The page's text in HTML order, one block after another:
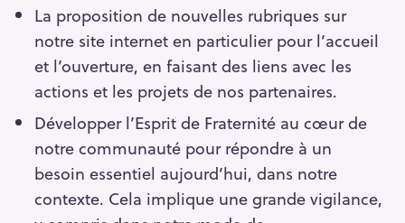
La proposition de nouvelles rubriques sur
notre site internet en particulier pour l’accueil
et l’ouverture, en faisant des liens avec les
actions et les projets de nos partenaires.
Développer l’Esprit de Fraternité au cœur de
notre communauté pour répondre à un
besoin essentiel aujourd’hui, dans notre
contexte. Cela implique une grande vigilance,